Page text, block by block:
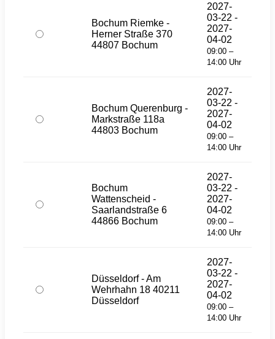
Bochum Riemke -
Herner Straße 370
44807 Bochum
2027-
03-22 -
2027-
04-02
09:00 –
14:00 Uhr
Bochum Querenburg -
Markstraße 118a
44803 Bochum
2027-
03-22 -
2027-
04-02
09:00 –
14:00 Uhr
Bochum
Wattenscheid -
Saarlandstraße 6
44866 Bochum
2027-
03-22 -
2027-
04-02
09:00 –
14:00 Uhr
Düsseldorf - Am
Wehrhahn 18 40211
Düsseldorf
2027-
03-22 -
2027-
04-02
09:00 –
14:00 Uhr